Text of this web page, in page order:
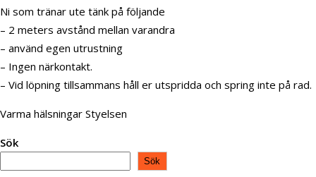
Ni som tränar ute tänk på följande
– 2 meters avstånd mellan varandra
– använd egen utrustning
– Ingen närkontakt.
– Vid löpning tillsammans håll er utspridda och spring inte på rad.
Varma hälsningar Styelsen
Sök
Sök